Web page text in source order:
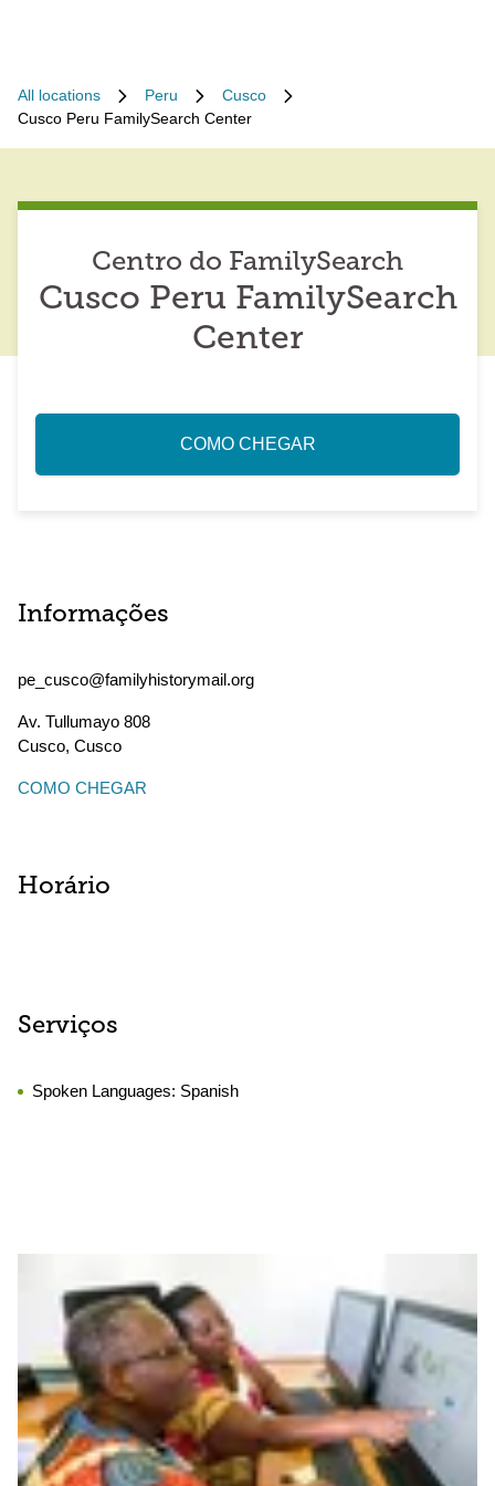
All locations Peru
Cusco
Cusco Peru FamilySearch Center
Centro do FamilySearch
Cusco Peru FamilySearch
Center
COMO CHEGAR
Informações
pe_cusco@familyhistorymail.org
Av. Tullumayo 808
Cusco, Cusco
COMO CHEGAR
Horário
Serviços
Spoken Languages: Spanish